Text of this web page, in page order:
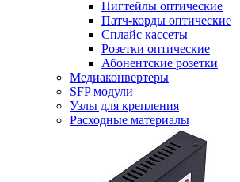
Пигтейлы оптические
Патч-корды оптические
Сплайс кассеты
Розетки оптические
Абонентские розетки
Медиаконвертеры
SFP модули
Узлы для крепления
Расходные материалы